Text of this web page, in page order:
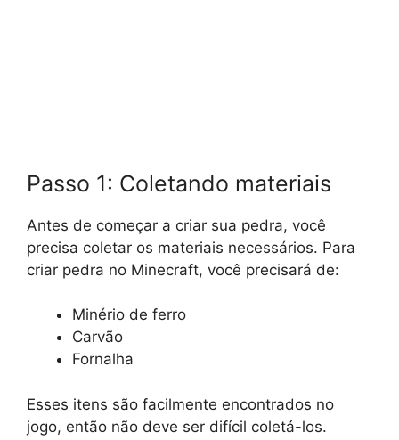
Passo 1: Coletando materiais
Antes de começar a criar sua pedra, você
precisa coletar os materiais necessários. Para
criar pedra no Minecraft, você precisará de:
Minério de ferro
Carvão
Fornalha
Esses itens são facilmente encontrados no
jogo, então não deve ser difícil coletá-los.